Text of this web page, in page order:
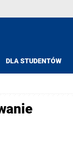
DLA STUDENTÓW